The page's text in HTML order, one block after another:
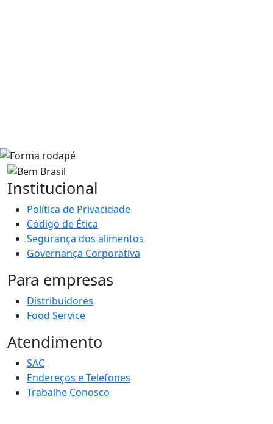
Institucional
Política de Privacidade
Código de Ética
Segurança dos alimentos
Governança Corporativa
Para empresas
Distribuidores
Food Service
Atendimento
SAC
Endereços e Telefones
Trabalhe Conosco